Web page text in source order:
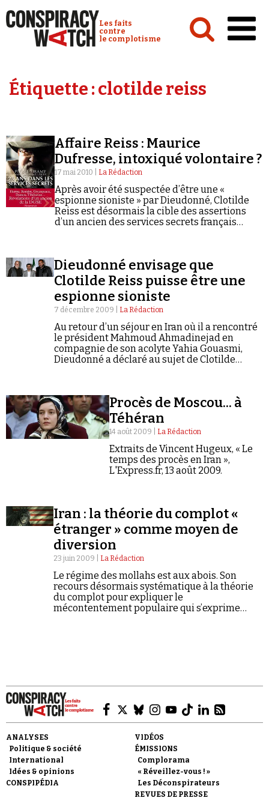
Conspiracy Watch :
Les faits
contre
le complotisme
Analyses
Vidéos
Émissions
Revues de presse
Newsletter
Faire un don
Demander à Vera
Se connecter
Étiquette :clotilde reiss
Affaire Reiss : Maurice
Dufresse, intoxiqué volontaire ?
17 mai 2010 | La Rédaction
Après avoir été suspectée d’être une «
espionne sioniste » par Dieudonné, Clotilde
Reiss est désormais la cible des assertions
d’un ancien des services secrets français
Dieudonné envisage que
Clotilde Reiss puisse être une
espionne sioniste
7 décembre 2009 | La Rédaction
Au retour d’un séjour en Iran où il a rencontré
le président Mahmoud Ahmadinejad en
compagnie de son acolyte Yahia Gouasmi,
Dieudonné a déclaré au sujet de Clotilde
Procès de Moscou... à
Téhéran
14 août 2009 | La Rédaction
Extraits de Vincent Hugeux, « Le
temps des procès en Iran »,
L'Express.fr, 13 août 2009.
Iran : la théorie du complot «
étranger » comme moyen de
diversion
23 juin 2009 | La Rédaction
Le régime des mollahs est aux abois. Son
recours désormais systématique à la théorie
du complot pour expliquer le
mécontentement populaire qui s’exprime
ANALYSES
Politique & société
International
Idées & opinions
CONSPIPÉDIA
VIDÉOS
ÉMISSIONS
Complorama
« Réveillez-vous ! »
Les Déconspirateurs
REVUES DE PRESSE